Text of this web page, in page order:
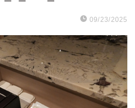
09/23/2025